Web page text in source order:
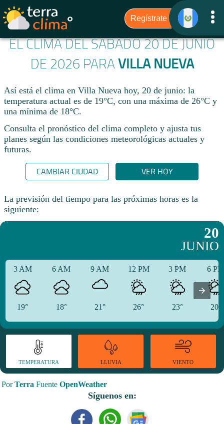
EL CLIMA DEL SÁBADO 20 DE JUNIO
DE 2026 PARAVILLA NUEVA
Así está el clima en Villa Nueva hoy, 20 de junio: la
temperatura actual es de 19°C, con una máxima de 26°C y
una mínima de 18°C.
Consulta el pronóstico del clima completo y ajusta tus
planes según las condiciones meteorológicas actuales y
futuras.
CAMBIAR CIUDAD VER HOY
La previsión del tiempo para las próximas horas es la
siguiente:
20
JUNIO
3 AM
19°
6 AM
18°
9 AM
21°
12 PM
26°
3 PM
23°
6
20°
TEMPERATURA LLUVIA VIENTO
PorTerra Fuente OpenWeather
Síguenos en: